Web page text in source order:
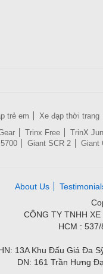
trẻ em Xe đạp thời trang
Trinx Free TrinX
Giant SCR 2 Giant
About Us
CÔNG TY TNHH
HCM : 537/
13A Khu Đấu Giá Đa
DN: 161 Trần Hưng